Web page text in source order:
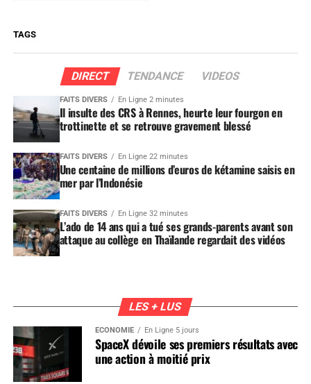
TAGS
DIRECT TENDANCE VIDEOS
FAITS DIVERS En Ligne 2 minutes
Il insulte des CRS à Rennes, heurte leur fourgon en
trottinette et se retrouve gravement blessé
FAITS DIVERS En Ligne 22 minutes
Une centaine de millions d’euros de kétamine saisis en
mer par l’Indonésie
FAITS DIVERS En Ligne 32 minutes
L’ado de 14 ans qui a tué ses grands-parents avant son
attaque au collège en Thaïlande regardait des vidéos
LES + LUS
ÉCONOMIE En Ligne 5 jours
SpaceX dévoile ses premiers résultats avec
une action à moitié prix